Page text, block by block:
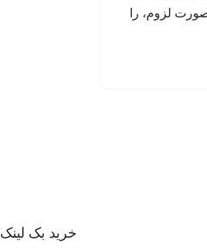
لزوم، را
خرید بک لینک